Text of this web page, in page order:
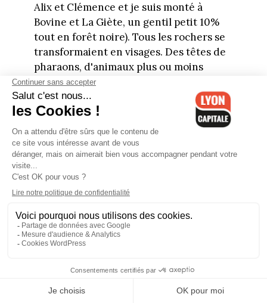
Alix et Clémence et je suis monté à
Bovine et La Giète, un gentil petit 10%
tout en forêt noire). Tous les rochers se
transformaient en visages. Des têtes de
pharaons, d'animaux plus ou moins
fantastiques mais toujours bienveillants.
Aucun mauvais trip. J'ai du me mettre
deux claques pour me prouver que
c'était bien réel. Ce qui est assez
étonnant, c'est que j'étais pleinement
conscient de ce qui m'arrivait. A un
moment, voyant un dessin d'une
définition stupéfiante, je m'arrête et
coté de moi, me regarde de manière un
peu louche... et repart. Ça me donne un
truc en plus que les autres n'ont pas.
caillou (et Dieu sait qu'il y en a de
partout) prend vie sous mes yeux rougis.